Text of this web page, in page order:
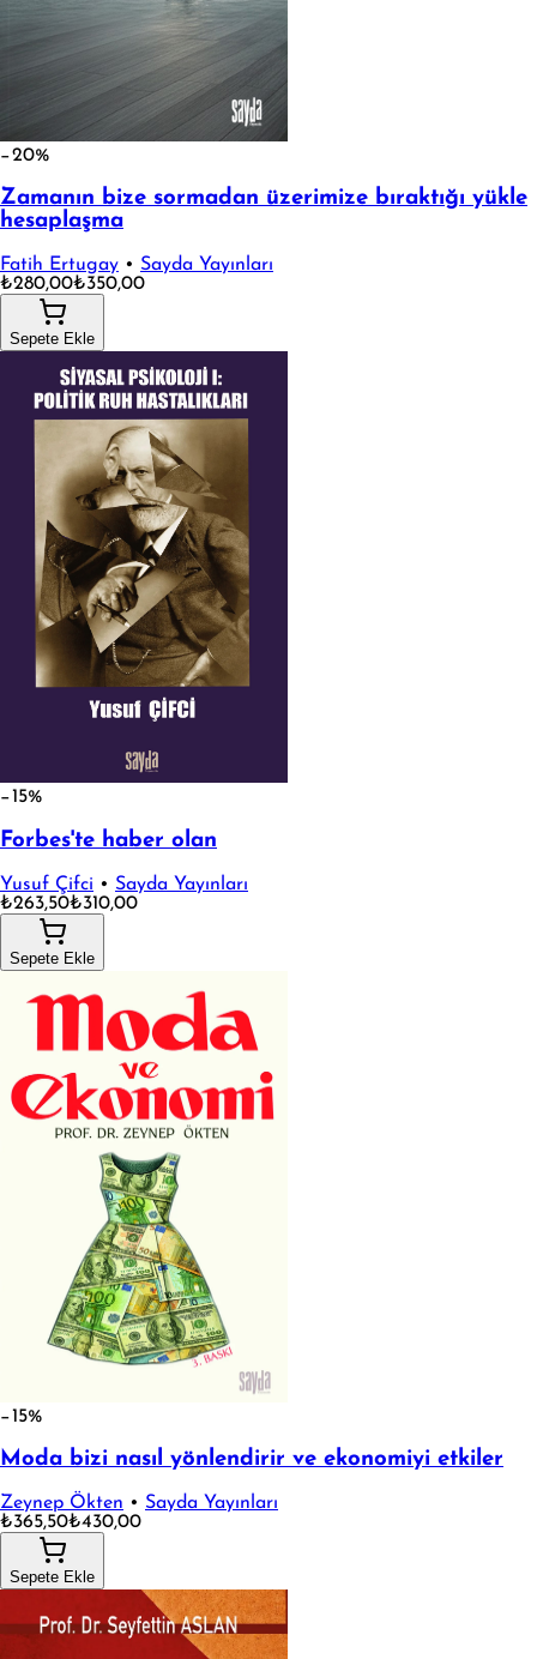
−20%
Zamanın bize sormadan üzerimize bıraktığı yükle
hesaplaşma
Fatih Ertugay • Sayda Yayınları
₺280,00₺350,00
Sepete Ekle
−15%
Forbes'te haber olan
Yusuf Çifci • Sayda Yayınları
₺263,50₺310,00
Sepete Ekle
−15%
Moda bizi nasıl yönlendirir ve ekonomiyi etkiler
Zeynep Ökten • Sayda Yayınları
₺365,50₺430,00
Sepete Ekle